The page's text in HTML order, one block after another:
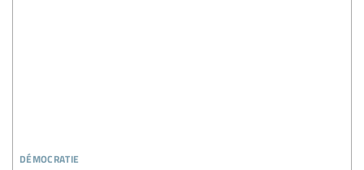
démocratie